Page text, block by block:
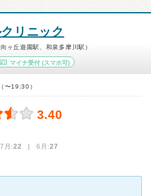
リニック
ヶ丘遊園駅、和泉多摩川駅）
マイナ受付 (スマホ可)
〜19:30）
3.40
月:22 | 6月:27